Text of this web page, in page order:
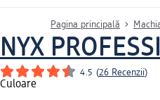
Pagina principală
NYX
4.5 (26 Recenzii)
Culoare